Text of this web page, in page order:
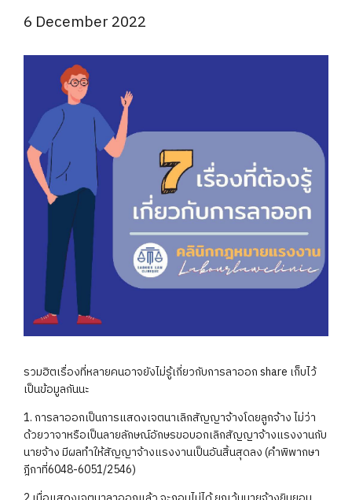
6 December 2022
รวมฮิตเรื่องที่หลายคนอาจยังไม่รู้เกี่ยวกับการลาออก share เก็บไว้
เป็นข้อมูลกันนะ
1. การลาออกเป็นการแสดงเจตนาเลิกสัญญาจ้างโดยลูกจ้าง ไม่ว่า
ด้วยวาจาหรือเป็นลายลักษณ์อักษรขอบอกเลิกสัญญาจ้างแรงงานกับ
นายจ้าง มีผลทำให้สัญญาจ้างแรงงานเป็นอันสิ้นสุดลง (คำพิพากษา
ฎีกาที่6048-6051/2546)